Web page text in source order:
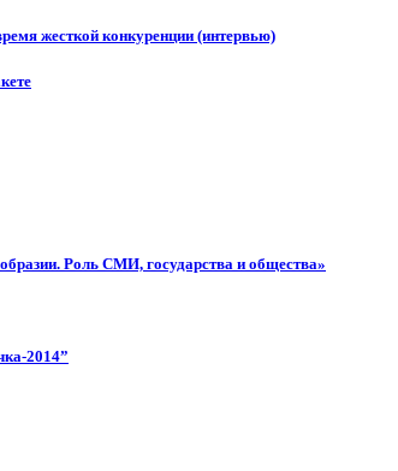
жесткой конкуренции (интервью)
Роль СМИ, государства и общества»
2014”